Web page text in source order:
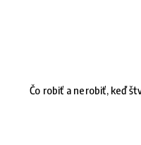
Čo robiť a nerobiť, keď